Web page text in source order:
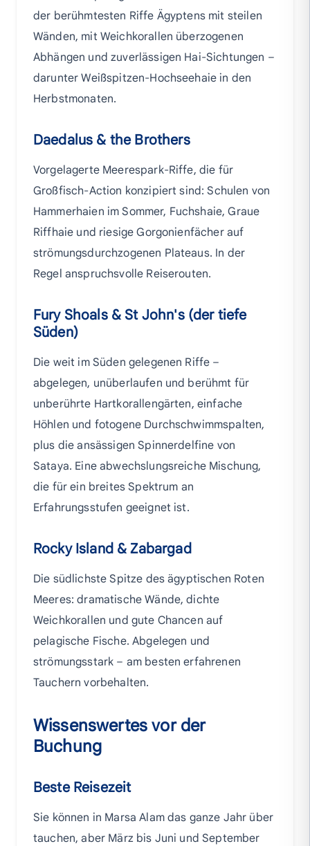
der berühmtesten Riffe Ägyptens mit steilen
Wänden, mit Weichkorallen überzogenen
Abhängen und zuverlässigen Hai-Sichtungen –
darunter Weißspitzen-Hochseehaie in den
Herbstmonaten.
Daedalus & the Brothers
Vorgelagerte Meerespark-Riffe, die für
Großfisch-Action konzipiert sind: Schulen von
Hammerhaien im Sommer, Fuchshaie, Graue
Riffhaie und riesige Gorgonienfächer auf
strömungsdurchzogenen Plateaus. In der
Regel anspruchsvolle Reiserouten.
Fury Shoals & St John's (der tiefe
Süden)
Die weit im Süden gelegenen Riffe –
abgelegen, unüberlaufen und berühmt für
unberührte Hartkorallengärten, einfache
Höhlen und fotogene Durchschwimmspalten,
plus die ansässigen Spinnerdelfine von
Sataya. Eine abwechslungsreiche Mischung,
die für ein breites Spektrum an
Erfahrungsstufen geeignet ist.
Rocky Island & Zabargad
Die südlichste Spitze des ägyptischen Roten
Meeres: dramatische Wände, dichte
Weichkorallen und gute Chancen auf
pelagische Fische. Abgelegen und
strömungsstark – am besten erfahrenen
Tauchern vorbehalten.
Wissenswertes vor der
Buchung
Beste Reisezeit
Sie können in Marsa Alam das ganze Jahr über
tauchen, aber März bis Juni und September